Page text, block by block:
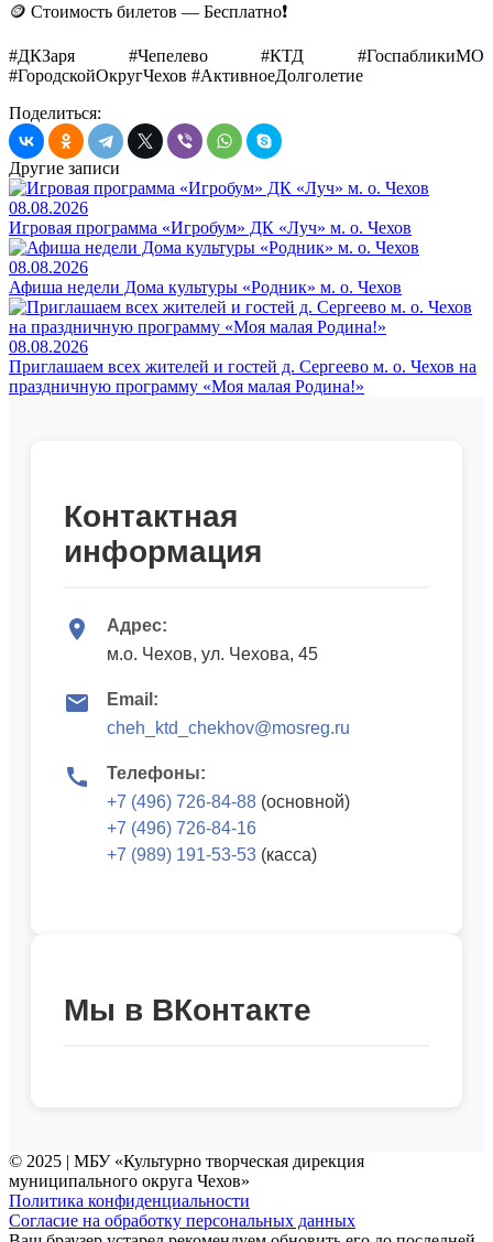
🪙 Стоимость билетов — Бесплатно❗️
#ДКЗаря #Чепелево #КТД #ГоспабликиМО
#ГородскойОкругЧехов #АктивноеДолголетие
Поделиться:
Другие записи
08.08.2026
Игровая программа «Игробум» ДК «Луч» м. о. Чехов
08.08.2026
Афиша недели Дома культуры «Родник» м. о. Чехов
08.08.2026
Приглашаем всех жителей и гостей д. Сергеево м. о. Чехов на
праздничную программу «Моя малая Родина!»
Контактная
информация
Адрес:
м.о. Чехов, ул. Чехова, 45
Email:
cheh_ktd_chekhov@mosreg.ru
Телефоны:
+7 (496) 726-84-88 (основной)
+7 (496) 726-84-16
+7 (989) 191-53-53 (касса)
Мы в ВКонтакте
© 2025 | МБУ «Культурно творческая дирекция
муниципального округа Чехов»
Политика конфиденциальности
Согласие на обработку персональных данных